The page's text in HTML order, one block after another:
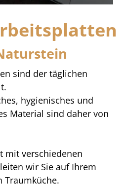
sind der täglichen
hygienisches und
Material sind daher von
mit verschiedenen
wir Sie auf Ihrem
Traumküche.